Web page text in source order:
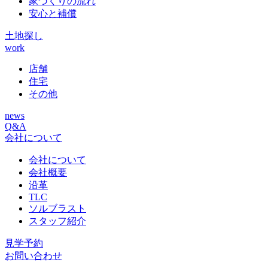
安心と補償
土地探し
work
店舗
住宅
その他
news
Q&A
会社について
会社について
会社概要
沿革
TLC
ソルブラスト
スタッフ紹介
見学予約
お問い合わせ